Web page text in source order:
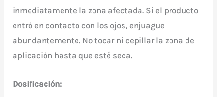
inmediatamente la zona afectada. Si el producto
entró en contacto con los ojos, enjuague
abundantemente. No tocar ni cepillar la zona de
aplicación hasta que esté seca.
Dosificación: